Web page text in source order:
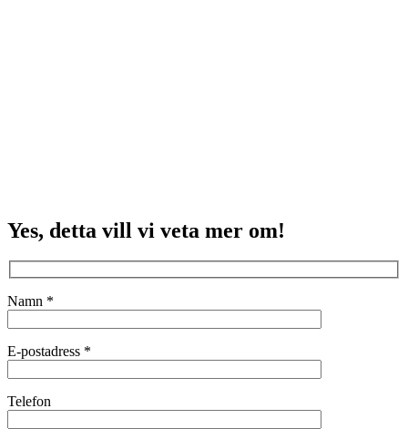
Yes, detta vill vi veta mer om!
Namn *
E-postadress *
Telefon